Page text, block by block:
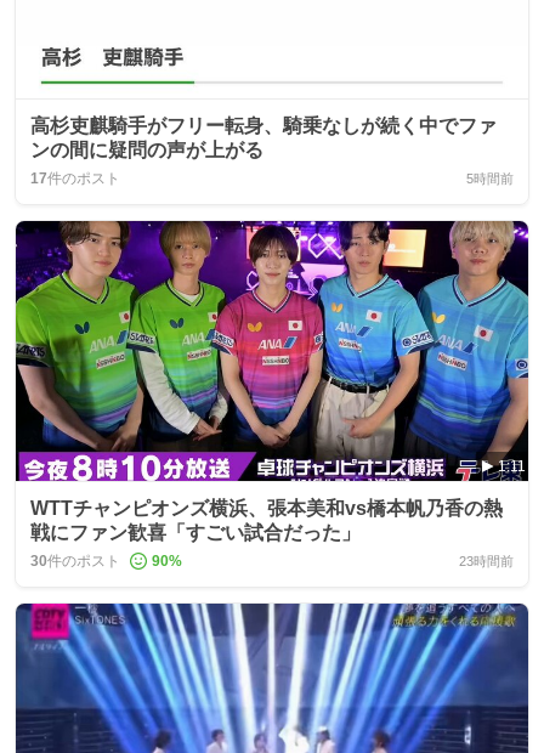
高杉吏麒騎手がフリー転身、騎乗なしが続く中でファ
ンの間に疑問の声が上がる
17件のポスト 5時間前
1:11
WTTチャンピオンズ横浜、張本美和vs橋本帆乃香の熱
戦にファン歓喜「すごい試合だった」
30件のポスト 90% 23時間前